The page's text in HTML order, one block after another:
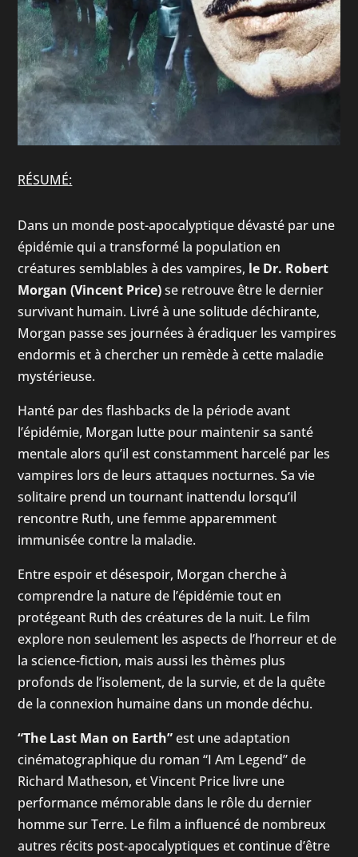
RÉSUMÉ:
Dans un monde post-apocalyptique dévasté par une
épidémie qui a transformé la population en
créatures semblables à des vampires, le Dr. Robert
Morgan (Vincent Price)se retrouve être le dernier
survivant humain. Livré à une solitude déchirante,
Morgan passe ses journées à éradiquer les vampires
endormis et à chercher un remède à cette maladie
mystérieuse.
Hanté par des flashbacks de la période avant
l’épidémie, Morgan lutte pour maintenir sa santé
mentale alors qu’il est constamment harcelé par les
vampires lors de leurs attaques nocturnes. Sa vie
solitaire prend un tournant inattendu lorsqu’il
rencontre Ruth, une femme apparemment
immunisée contre la maladie.
Entre espoir et désespoir, Morgan cherche à
comprendre la nature de l’épidémie tout en
protégeant Ruth des créatures de la nuit. Le film
explore non seulement les aspects de l’horreur et de
la science-fiction, mais aussi les thèmes plus
profonds de l’isolement, de la survie, et de la quête
de la connexion humaine dans un monde déchu.
“The Last Man on Earth”est une adaptation
cinématographique du roman “I Am Legend” de
Richard Matheson, et Vincent Price livre une
performance mémorable dans le rôle du dernier
homme sur Terre. Le film a influencé de nombreux
autres récits post-apocalyptiques et continue d’être